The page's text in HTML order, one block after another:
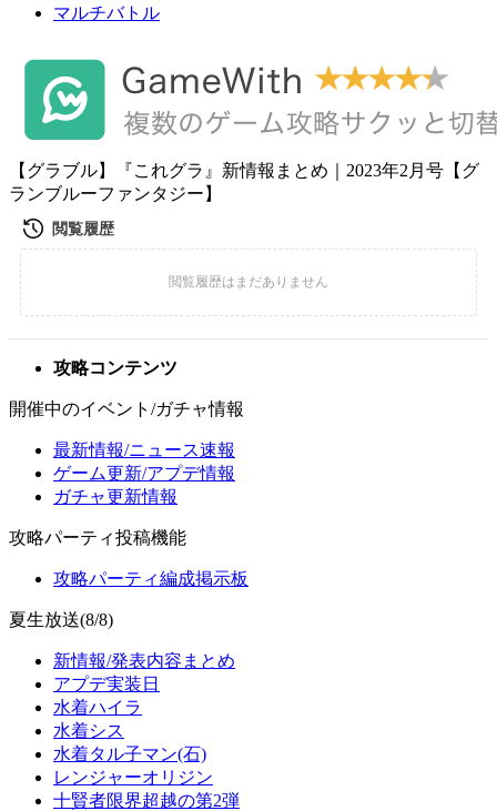
マルチバトル
【グラブル】『これグラ』新情報まとめ｜2023年2月号【グ
ランブルーファンタジー】
攻略コンテンツ
開催中のイベント/ガチャ情報
最新情報/ニュース速報
ゲーム更新/アプデ情報
ガチャ更新情報
攻略パーティ投稿機能
攻略パーティ編成掲示板
夏生放送(8/8)
新情報/発表内容まとめ
アプデ実装日
水着ハイラ
水着シス
水着タル子マン(石)
レンジャーオリジン
十賢者限界超越の第2弾